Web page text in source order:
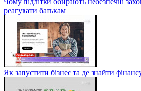
реагувати батькам
Як запустити бізнес та де знайти